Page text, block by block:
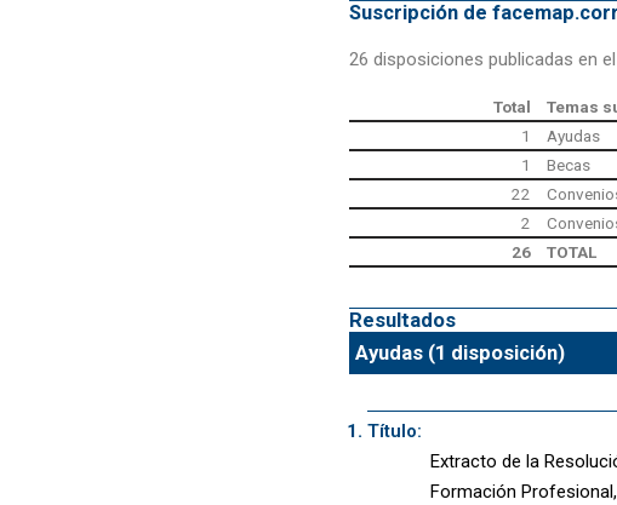
Suscripción de
26 disposiciones publicadas en el
Total
Temas
1
Ayudas
1
Becas
22
2
26
TOTAL
Resultados
Ayudas (1 disposición)
Título:
Extracto de la
Formación